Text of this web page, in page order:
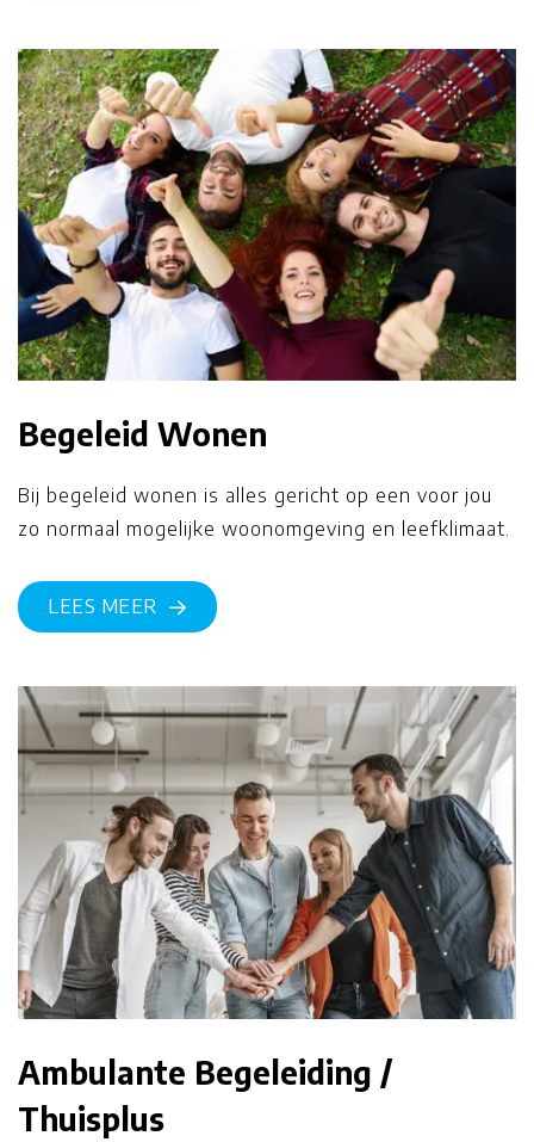
Begeleid Wonen
Bij begeleid wonen is alles gericht op een voor jou
zo normaal mogelijke woonomgeving en leefklimaat.
LEES MEER
Ambulante Begeleiding /
Thuisplus